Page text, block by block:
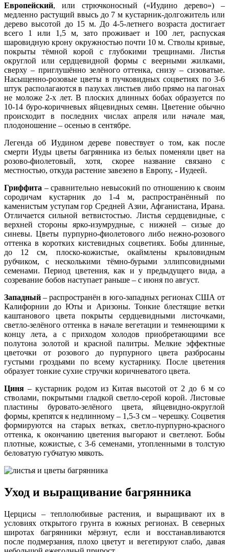
Европейский, или стрючконосный («Иудино дерево») –
медленно растущий ввысь до 7 м кустарник-долгожитель или
дерево высотой до 15 м. До 4-5-летнего возраста достигает
всего 1 или 1,5 м, зато проживает и 100 лет, распуская
шаровидную крону окружностью почти 10 м. Стволы кривые,
покрыты тёмной корой с глубокими трещинами. Листья
округлой или сердцевидной формы с веерными жилками,
сверху – приглушённо зелёного оттенка, снизу – сизоватые.
Насыщенно-розовые цветы в пучковидных соцветиях по 3-6
штук располагаются в пазухах листьев либо прямо на пагонах
не моложе 2-х лет. В плоских длинных бобах образуется по
10-14 буро-коричневых яйцевидных семян. Цветение обычно
происходит в последних числах апреля или начале мая,
плодоношение – осенью в сентябре.
Легенда об Иудином дереве повествует о том, как после
смерти Иуды цветы багрянника из белых поменяли цвет на
розово-фиолетовый, хотя, скорее название связано с
местностью, откуда растение завезено в Европу, - Иудеей.
Гриффита – сравнительно невысокий по отношению к своим
сородичам кустарник до 1-4 м, распространённый по
каменистым уступам гор Средней Азии, Афганистана, Ирана.
Отличается сильной ветвистостью. Листья сердцевидные, с
верхней стороны ярко-изумрудные, с нижней – сизые до
синевы. Цветы пурпурно-фиолетового либо нежно-розового
оттенка в коротких кистевидных соцветиях. Бобы длинные,
до 12 см, плоско-кожистые, окаймлены крыловидным
рубчиком, с несколькими тёмно-бурыми эллипсовидными
семенами. Период цветения, как и у предыдущего вида, а
созревание бобов наступает раньше – с июня по август.
Западный – распространён в юго-западных регионах США от
Калифорнии до Юты и Аризоны. Тонкие блестящие ветки
каштанового цвета покрыты сердцевидными листочками,
светло-зелёного оттенка в начале вегетации и темнеющими к
концу лета, а с приходом холодов приобретающими все
полутона золотой и красной палитры. Мелкие эффектные
цветочки от розового до пурпурного цвета разбросаны
густыми гроздьями по всему кустарнику. После цветения
образует тонкие сухие стручки коричневатого цвета.
Циня – кустарник родом из Китая высотой от 2 до 6 м со
стволами, покрытыми гладкой светло-серой корой. Листовые
пластины буровато-зелёного цвета, яйцевидно-округлой
формы, крепятся к недлинному – 1,5-3 см – черешку. Соцветия
формируются на старых ветках, светло-пурпурно-красного
оттенка, к окончанию цветения выгорают и светлеют. Бобы
плотные, кожистые, с 3-6 семенами, утопленными в толстую
беловатую губчатую мякоть.
Уход и выращивание багрянника
Церцисы – теплолюбивые растения, и выращивают их в
условиях открытого грунта в южных регионах. В северных
широтах багрянники мёрзнут, если и восстанавливаются
после подмерзания, плохо цветут и вегетируют слабо, давая